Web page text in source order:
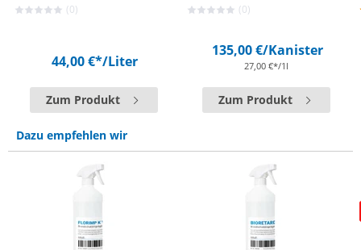
(0)
44,00 €*/Liter
Zum Produkt
(0)
135,00 €/Kanister
27,00 €*/1l
Zum Produkt
Dazu empfehlen wir